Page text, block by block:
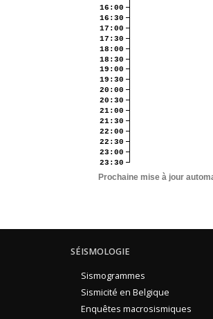
16:00
16:30
17:00
17:30
18:00
18:30
19:00
19:30
20:00
20:30
21:00
21:30
22:00
22:30
23:00
23:30
Prochaine mise à jour
SÉISMOLOGIE
Sismogrammes
Sismicité en Belgique
Enquêtes macrosismiques